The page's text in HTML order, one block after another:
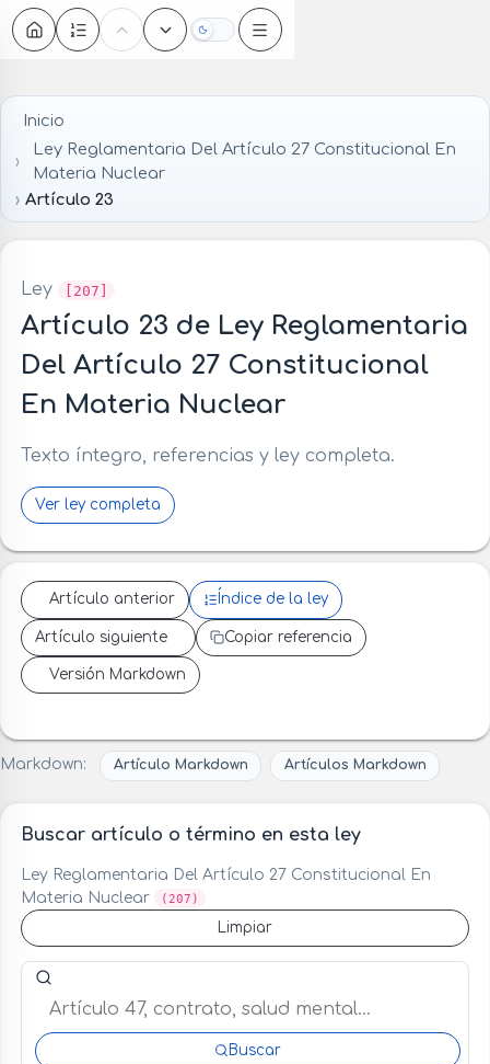
Oscuro
Inicio
Ley Reglamentaria Del Artículo 27 Constitucional En
Materia Nuclear
Artículo 23
Ley [207]
Artículo 23 de Ley Reglamentaria
Del Artículo 27 Constitucional
En Materia Nuclear
Texto íntegro, referencias y ley completa.
Ver ley completa
Artículo anterior Índice de la ley
Artículo siguiente Copiar referencia
Versión Markdown
Markdown: Artículo Markdown Artículos Markdown
Buscar artículo o término en esta ley
Ley Reglamentaria Del Artículo 27 Constitucional En
Materia Nuclear
(207)
Limpiar
Buscar artículo o término en esta ley
Buscar